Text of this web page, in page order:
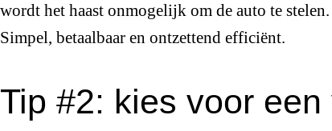
wordt het haast onmogelijk om de auto te
Simpel, betaalbaar en ontzettend efficiënt.
Tip #2: kies voor een